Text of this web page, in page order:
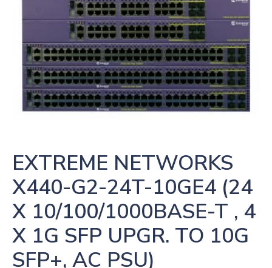
EXTREME NETWORKS
X440-G2-24T-10GE4 (24
X 10/100/1000BASE-T , 4
X 1G SFP UPGR. TO 10G
SFP+, AC PSU)